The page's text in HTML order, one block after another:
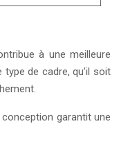
à une meilleure
de cadre, qu’il soit
garantit une